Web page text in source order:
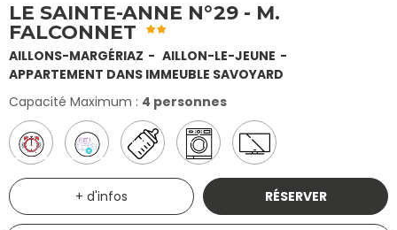
LE SAINTE-ANNE N°29 - M.
FALCONNET
AILLONS-MARGÉRIAZ
AILLON-LE-JEUNE
APPARTEMENT DANS IMMEUBLE SAVOYARD
Capacité Maximum : 4 personnes
+ d'infos RÉSERVER